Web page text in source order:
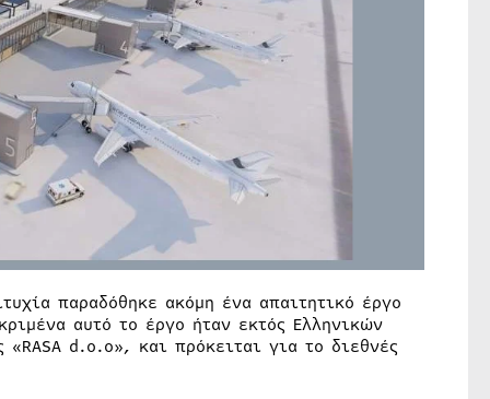
παραδόθηκε ακόμη ένα απαιτητικό έργο
αυτό το έργο ήταν εκτός Ελληνικών
d.o.o», και πρόκειται για το διεθνές